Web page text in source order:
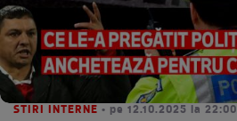
STIRI INTERNE • pe 12.10.2025 la 22:00